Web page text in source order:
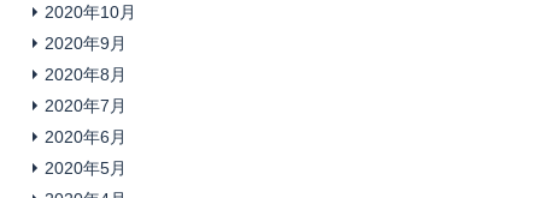
2020年10月
2020年9月
2020年8月
2020年7月
2020年6月
2020年5月